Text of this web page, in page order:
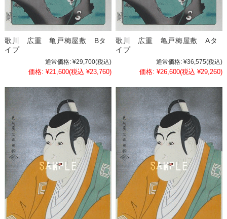
歌川 広重 亀戸梅屋敷 Bタ
イプ
通常価格: ¥29,700(税込)
価格: ¥21,600(税込 ¥23,760)
歌川 広重 亀戸梅屋敷 Aタ
イプ
通常価格: ¥36,575(税込)
価格: ¥26,600(税込 ¥29,260)